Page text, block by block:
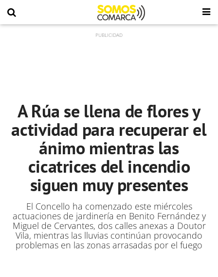
A Rúa se llena de flores y
actividad para recuperar el
ánimo mientras las
cicatrices del incendio
siguen muy presentes
El Concello ha comenzado este miércoles
actuaciones de jardinería en Benito Fernández y
Miguel de Cervantes, dos calles anexas a Doutor
Vila, mientras las lluvias continúan provocando
problemas en las zonas arrasadas por el fuego